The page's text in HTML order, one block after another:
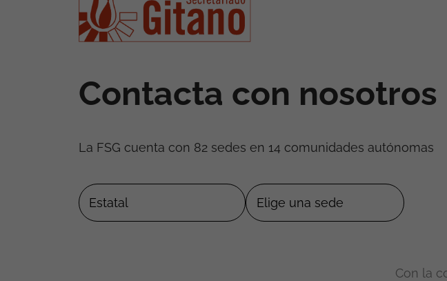
Contacta con nosotros
La FSG cuenta con 82 sedes en 14 comunidades autónomas
Con la